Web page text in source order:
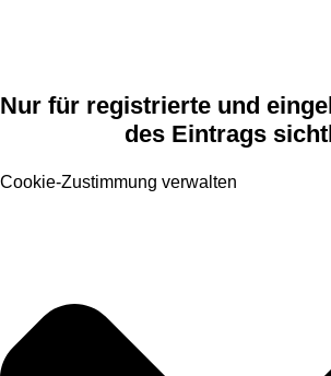
Nur für registrierte und
des Eintrags
Cookie-Zustimmung verwalten